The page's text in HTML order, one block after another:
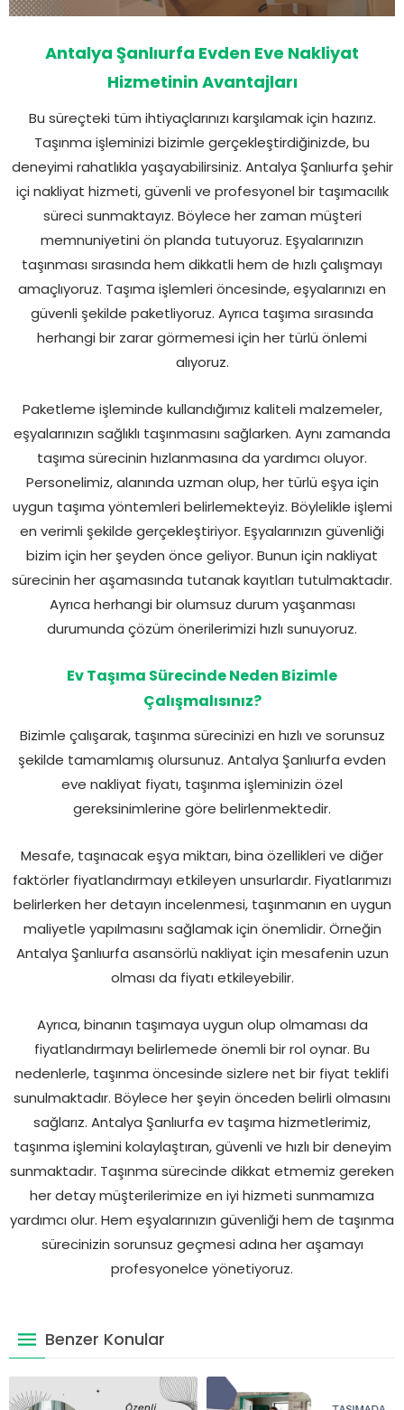
Antalya Şanlıurfa Evden Eve Nakliyat
Hizmetinin Avantajları
Bu süreçteki tüm ihtiyaçlarınızı karşılamak için hazırız.
Taşınma işleminizi bizimle gerçekleştirdiğinizde, bu
deneyimi rahatlıkla yaşayabilirsiniz. Antalya Şanlıurfa şehir
içi nakliyat hizmeti, güvenli ve profesyonel bir taşımacılık
süreci sunmaktayız. Böylece her zaman müşteri
memnuniyetini ön planda tutuyoruz. Eşyalarınızın
taşınması sırasında hem dikkatli hem de hızlı çalışmayı
amaçlıyoruz. Taşıma işlemleri öncesinde, eşyalarınızı en
güvenli şekilde paketliyoruz. Ayrıca taşıma sırasında
herhangi bir zarar görmemesi için her türlü önlemi
alıyoruz.
Paketleme işleminde kullandığımız kaliteli malzemeler,
eşyalarınızın sağlıklı taşınmasını sağlarken. Aynı zamanda
taşıma sürecinin hızlanmasına da yardımcı oluyor.
Personelimiz, alanında uzman olup, her türlü eşya için
uygun taşıma yöntemleri belirlemekteyiz. Böylelikle işlemi
en verimli şekilde gerçekleştiriyor. Eşyalarınızın güvenliği
bizim için her şeyden önce geliyor. Bunun için nakliyat
sürecinin her aşamasında tutanak kayıtları tutulmaktadır.
Ayrıca herhangi bir olumsuz durum yaşanması
durumunda çözüm önerilerimizi hızlı sunuyoruz.
Ev Taşıma Sürecinde Neden Bizimle
Çalışmalısınız?
Bizimle çalışarak, taşınma sürecinizi en hızlı ve sorunsuz
şekilde tamamlamış olursunuz. Antalya Şanlıurfa evden
eve nakliyat fiyatı, taşınma işleminizin özel
gereksinimlerine göre belirlenmektedir.
Mesafe, taşınacak eşya miktarı, bina özellikleri ve diğer
faktörler fiyatlandırmayı etkileyen unsurlardır. Fiyatlarımızı
belirlerken her detayın incelenmesi, taşınmanın en uygun
maliyetle yapılmasını sağlamak için önemlidir. Örneğin
Antalya Şanlıurfa asansörlü nakliyat için mesafenin uzun
olması da fiyatı etkileyebilir.
Ayrıca, binanın taşımaya uygun olup olmaması da
fiyatlandırmayı belirlemede önemli bir rol oynar. Bu
nedenlerle, taşınma öncesinde sizlere net bir fiyat teklifi
sunulmaktadır. Böylece her şeyin önceden belirli olmasını
sağlarız. Antalya Şanlıurfa ev taşıma hizmetlerimiz,
taşınma işlemini kolaylaştıran, güvenli ve hızlı bir deneyim
sunmaktadır. Taşınma sürecinde dikkat etmemiz gereken
her detay müşterilerimize en iyi hizmeti sunmamıza
yardımcı olur. Hem eşyalarınızın güvenliği hem de taşınma
sürecinizin sorunsuz geçmesi adına her aşamayı
profesyonelce yönetiyoruz.
Benzer Konular